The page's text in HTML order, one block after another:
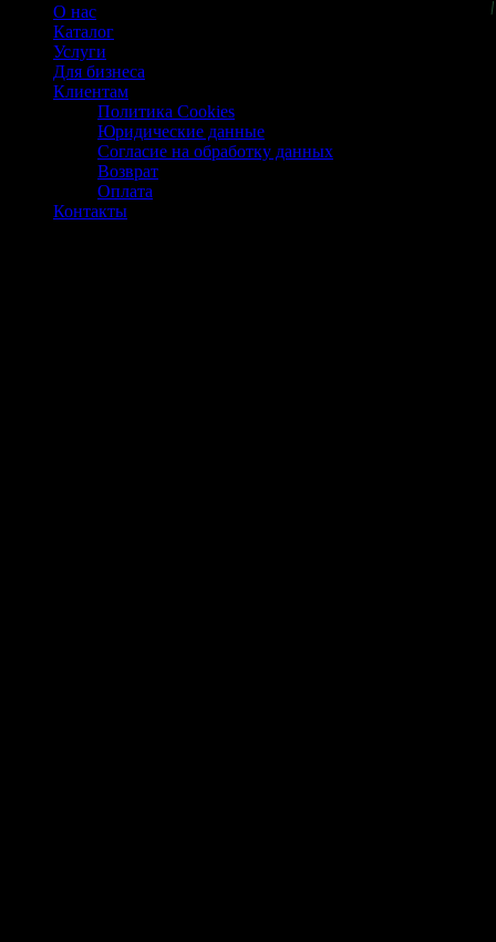
О нас
Каталог
Услуги
Для бизнеса
Клиентам
Политика Cookies
Юридические данные
Согласие на обработку данных
Возврат
Оплата
Контакты